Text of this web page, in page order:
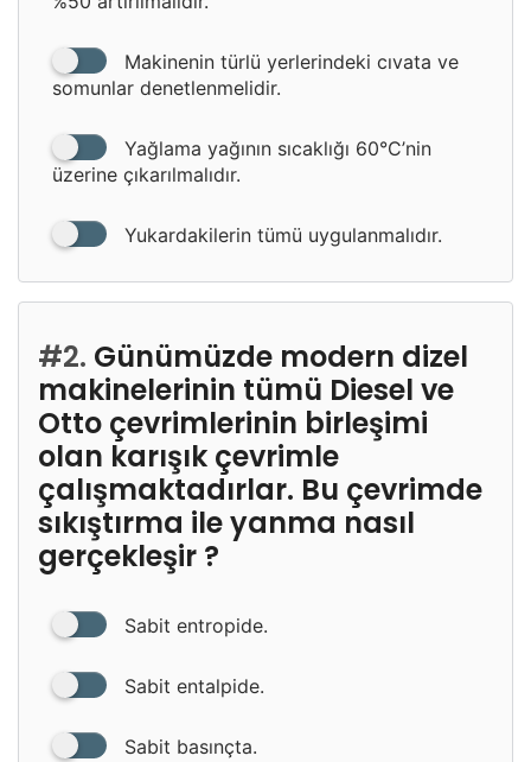
Makinenin türlü yerlerindeki cıvata ve
somunlar denetlenmelidir.
Yağlama yağının sıcaklığı 60°C’nin
üzerine çıkarılmalıdır.
Yukardakilerin tümü uygulanmalıdır.
#2. Günümüzde modern dizel
makinelerinin tümü Diesel ve
Otto çevrimlerinin birleşimi
olan karışık çevrimle
çalışmaktadırlar. Bu çevrimde
sıkıştırma ile yanma nasıl
gerçekleşir ?
Sabit entropide.
Sabit entalpide.
Sabit basınçta.